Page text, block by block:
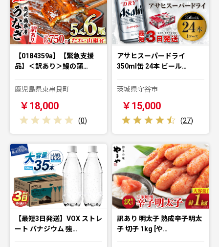
【0184359a】【緊急支援
品】＜訳あり＞鰻の蒲…
鹿児島県東串良町
￥18,000
(0)
アサヒスーパードライ
350ml缶 24本 ビール…
茨城県守谷市
￥15,000
(27)
【最短3日発送】VOX ストレ
ート バナジウム 強…
訳あり 明太子 熟成辛子明太
子 切子 1kg [や…